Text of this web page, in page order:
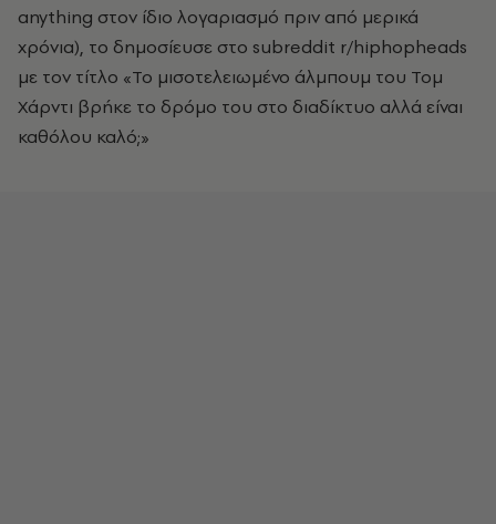
anything στον ίδιο λογαριασμό πριν από μερικά
χρόνια), το δημοσίευσε στο subreddit r/hiphopheads
με τον τίτλο «Το μισοτελειωμένο άλμπουμ του Τομ
Χάρντι βρήκε το δρόμο του στο διαδίκτυο αλλά είναι
καθόλου καλό;»